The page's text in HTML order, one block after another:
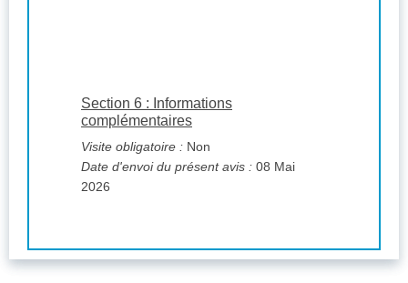
Section 6 : Informations
complémentaires
Visite obligatoire : Non
Date d'envoi du présent avis : 08 Mai
2026